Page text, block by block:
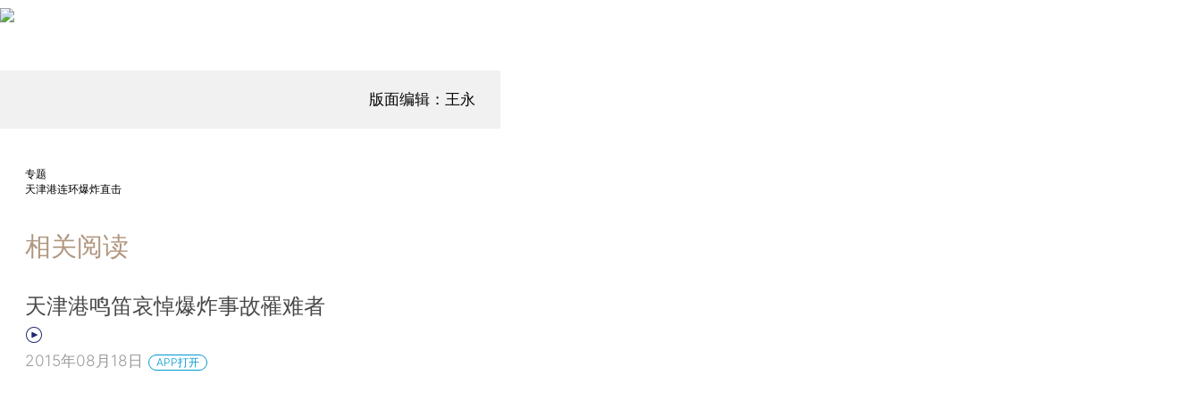
版面编辑：王永
专题
天津港连环爆炸直击
相关阅读
天津港鸣笛哀悼爆炸事故罹难者
2015年08月18日 APP打开